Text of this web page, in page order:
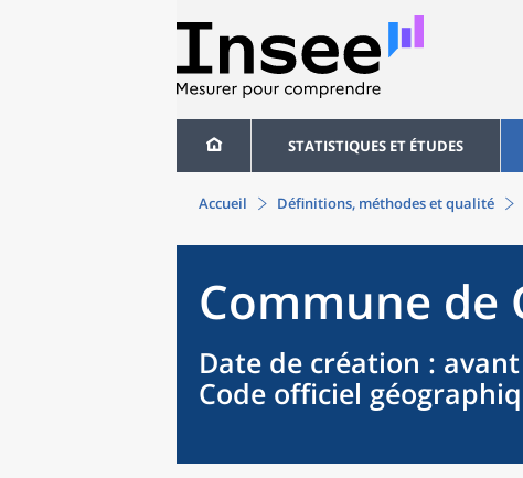
STATISTIQUES ET ÉTUDES
Accueil Définitions, méthodes et qualité
Commune de
Date de création :
Code officiel